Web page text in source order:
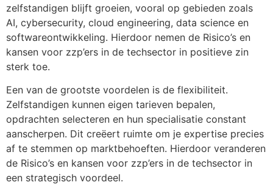
zelfstandigen blijft groeien, vooral op gebieden zoals
AI, cybersecurity, cloud engineering, data science en
softwareontwikkeling. Hierdoor nemen de Risico’s en
kansen voor zzp’ers in de techsector in positieve zin
sterk toe.
Een van de grootste voordelen is de flexibiliteit.
Zelfstandigen kunnen eigen tarieven bepalen,
opdrachten selecteren en hun specialisatie constant
aanscherpen. Dit creëert ruimte om je expertise precies
af te stemmen op marktbehoeften. Hierdoor veranderen
de Risico’s en kansen voor zzp’ers in de techsector in
een strategisch voordeel.